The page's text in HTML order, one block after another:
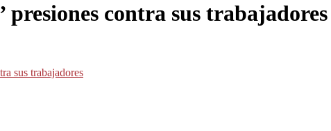
presiones contra sus trabajadores